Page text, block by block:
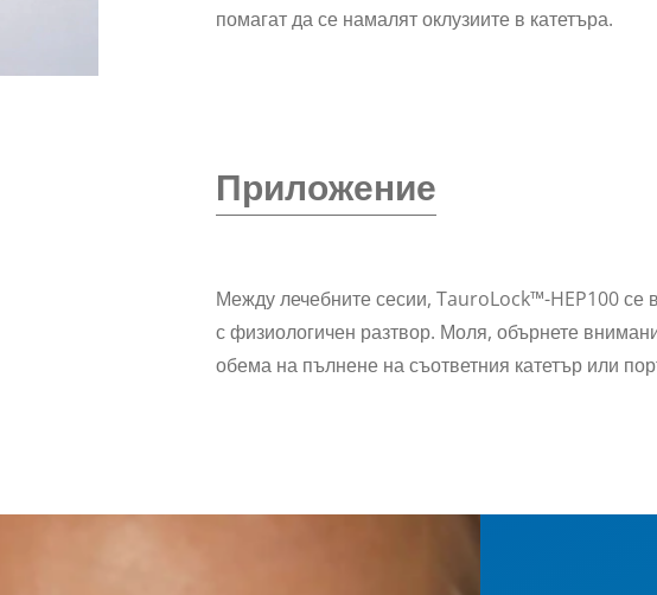
помагат да се намалят оклузиите в катетъра.
Приложение
Между лечебните сесии, TauroLock™-HEP100 се
с физиологичен разтвор. Моля, обърнете
обема на пълнене на съответния катетър или